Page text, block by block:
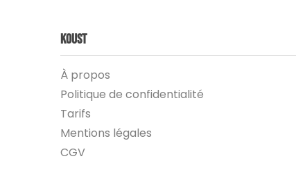
Koust
À propos
Politique de confidentialité
Tarifs
Mentions légales
CGV